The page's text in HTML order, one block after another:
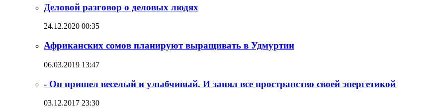
Деловой разговор о деловых людях
24.12.2020 00:35
Африканских сомов планируют выращивать в Удмуртии
06.03.2019 13:47
- Он пришел веселый и улыбчивый. И занял все пространство своей энергетикой
03.12.2017 23:30